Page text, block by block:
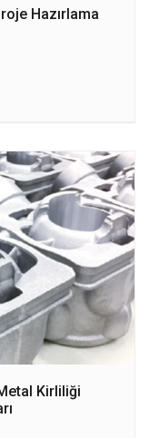
Hazırlama
Kirliliği